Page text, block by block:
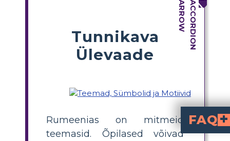
Tunnikava
Ülevaade
Rumeenias on mitmeid
teemasid. Õpilased võivad
FAQ